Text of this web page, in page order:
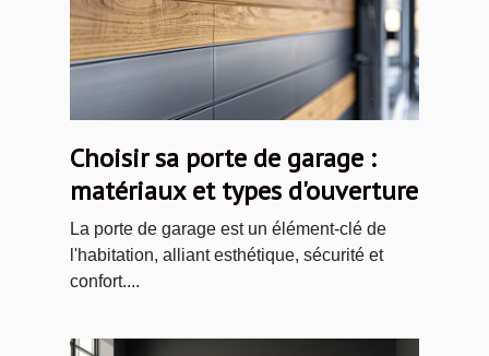
Choisir sa porte de garage :
matériaux et types d'ouverture
La porte de garage est un élément-clé de
l'habitation, alliant esthétique, sécurité et
confort....